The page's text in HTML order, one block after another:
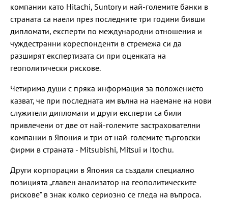
компании като Hitachi, Suntory и най-големите банки в
страната са наели през последните три години бивши
дипломати, експерти по международни отношения и
чуждестранни кореспонденти в стремежа си да
разширят експертизата си при оценката на
геополитически рискове.
Четирима души с пряка информация за положението
казват, че при последната им вълна на наемане на нови
служители дипломати и други експерти са били
привлечени от две от най-големите застрахователни
компании в Япония и три от най-големите търговски
фирми в страната - Mitsubishi, Mitsui и Itochu.
Други корпорации в Япония са създали специално
позицията „главен анализатор на геополитическите
рискове“ в знак колко сериозно се гледа на въпроса.